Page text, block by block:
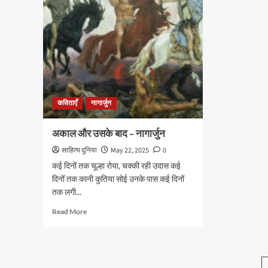
देखा
नागार्जुन
कविताएँ नागार्जुन
अकाल और उसके बाद – नागार्जुन
साहित्य दुनिया May 22, 2025
0
कई दिनों तक चूल्हा रोया, चक्की रही उदास कई
दिनों तक कानी कुतिया सोई उनके पास कई दिनों
तक लगी...
Read MoreRead